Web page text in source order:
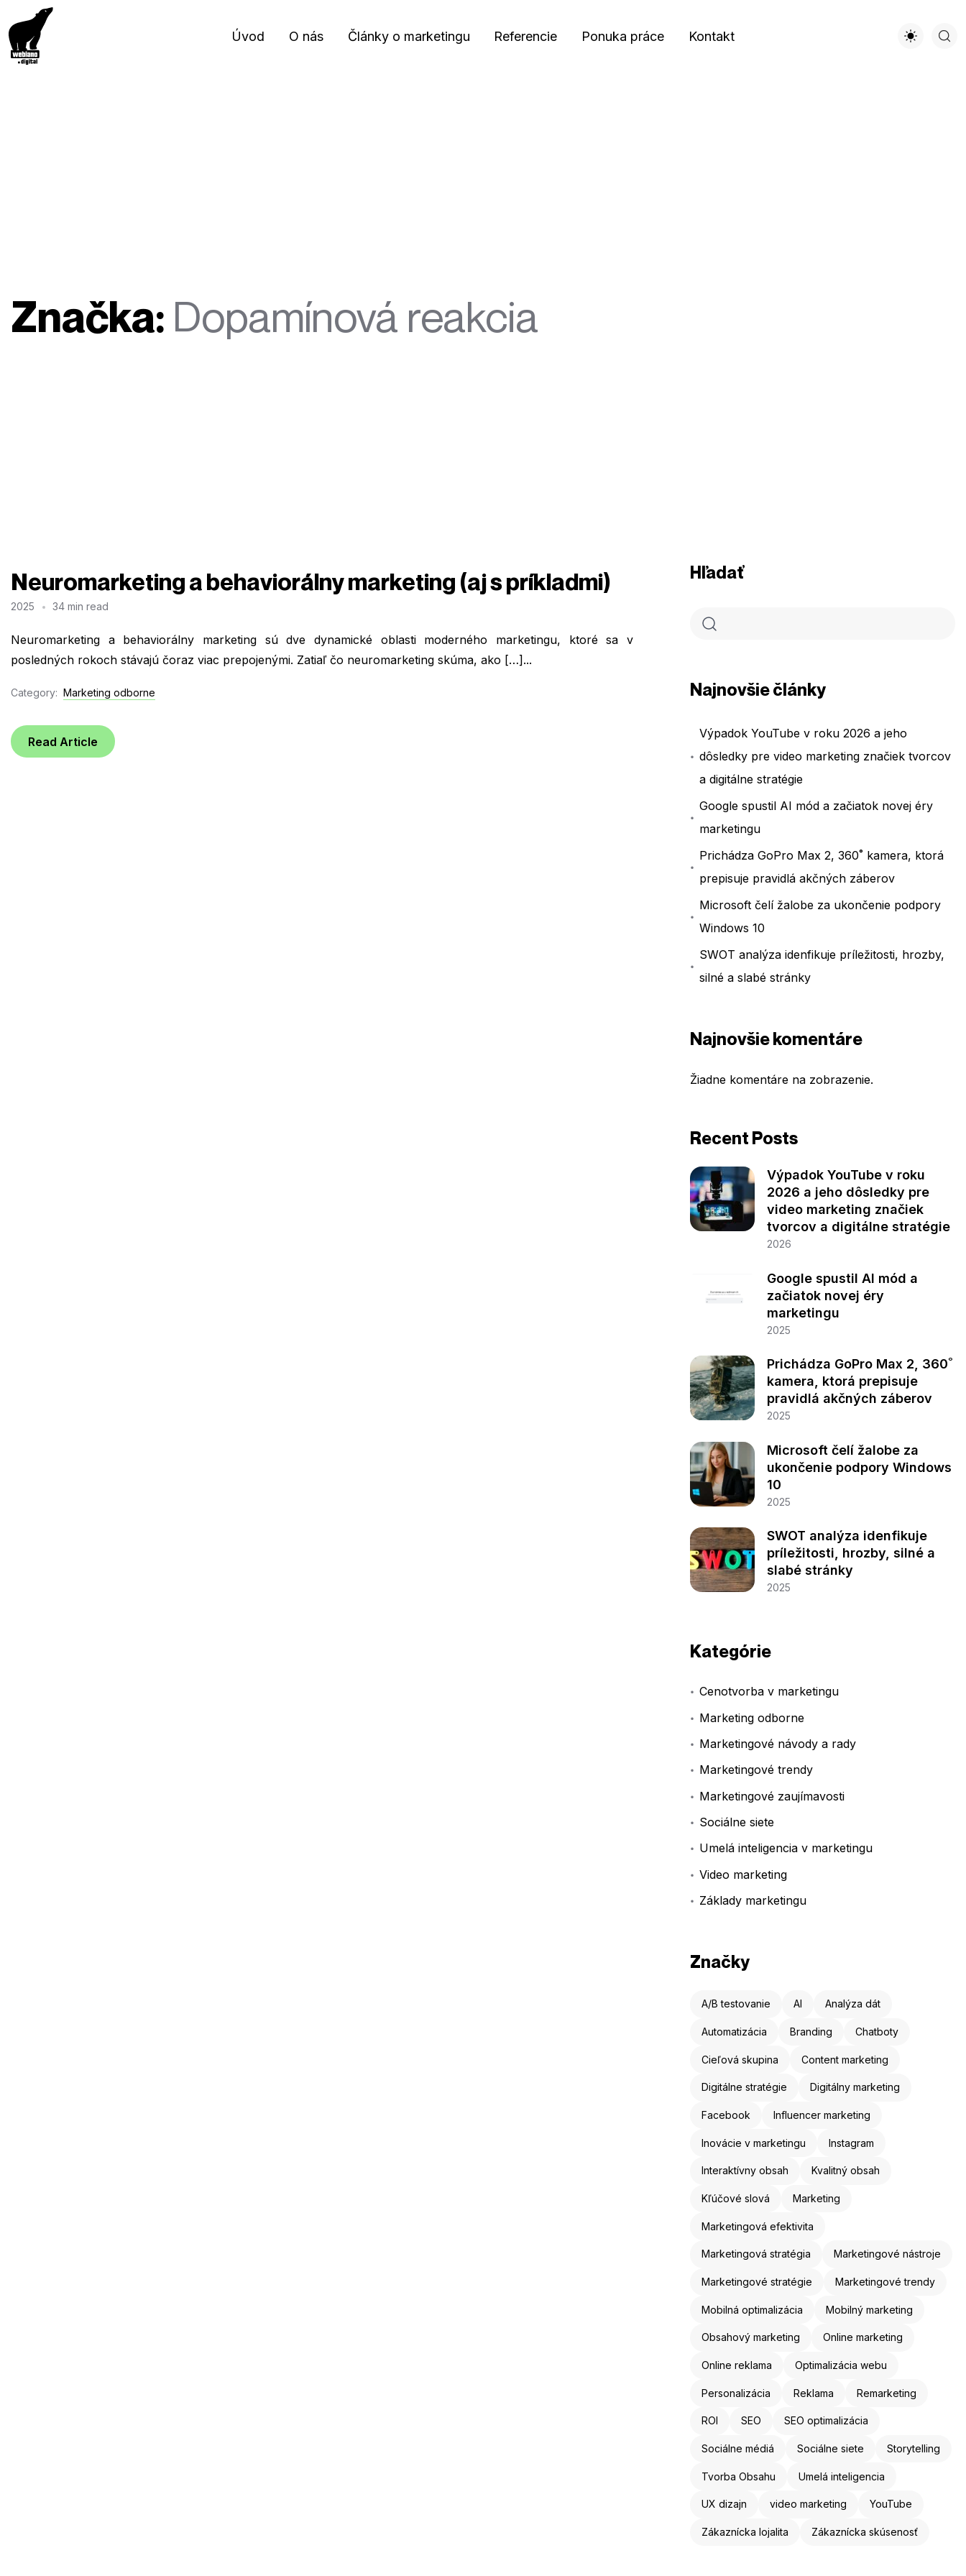
Úvod O nás Články o marketingu Referencie Ponuka práce Kontakt
Značka: Dopamínová reakcia
Neuromarketing a behaviorálny marketing (aj s príkladmi)
2025 34 min read
Neuromarketing a behaviorálny marketing sú dve dynamické oblasti moderného marketingu, ktoré sa v
posledných rokoch stávajú čoraz viac prepojenými. Zatiaľ čo neuromarketing skúma, ako […]...
Category: Marketing odborne
Read Article
Hľadať
Najnovšie články
Výpadok YouTube v roku 2026 a jeho
dôsledky pre video marketing značiek tvorcov
a digitálne stratégie
Google spustil AI mód a začiatok novej éry
marketingu
Prichádza GoPro Max 2, 360˚ kamera, ktorá
prepisuje pravidlá akčných záberov
Microsoft čelí žalobe za ukončenie podpory
Windows 10
SWOT analýza idenfikuje príležitosti, hrozby,
silné a slabé stránky
Najnovšie komentáre
Žiadne komentáre na zobrazenie.
Recent Posts
Výpadok YouTube v roku
2026 a jeho dôsledky pre
video marketing značiek
tvorcov a digitálne stratégie
2026
Google spustil AI mód a
začiatok novej éry
marketingu
2025
Prichádza GoPro Max 2, 360˚
kamera, ktorá prepisuje
pravidlá akčných záberov
2025
Microsoft čelí žalobe za
ukončenie podpory Windows
10
2025
SWOT analýza idenfikuje
príležitosti, hrozby, silné a
slabé stránky
2025
Kategórie
Cenotvorba v marketingu
Marketing odborne
Marketingové návody a rady
Marketingové trendy
Marketingové zaujímavosti
Sociálne siete
Umelá inteligencia v marketingu
Video marketing
Základy marketingu
Značky
A/B testovanie AI Analýza dát
Automatizácia Branding Chatboty
Cieľová skupina Content marketing
Digitálne stratégie Digitálny marketing
Facebook Influencer marketing
Inovácie v marketingu Instagram
Interaktívny obsah Kvalitný obsah
Kľúčové slová Marketing
Marketingová efektivita
Marketingová stratégia Marketingové nástroje
Marketingové stratégie Marketingové trendy
Mobilná optimalizácia Mobilný marketing
Obsahový marketing Online marketing
Online reklama Optimalizácia webu
Personalizácia Reklama Remarketing
ROI SEO SEO optimalizácia
Sociálne médiá Sociálne siete Storytelling
Tvorba Obsahu Umelá inteligencia
UX dizajn video marketing YouTube
Zákaznícka lojalita Zákaznícka skúsenosť